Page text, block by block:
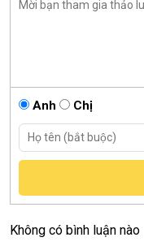
Anh Chị
Không có bình luận nào